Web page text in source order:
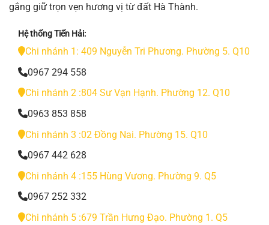
gắng giữ trọn vẹn hương vị từ đất Hà Thành.
Hệ thống Tiến Hải:
Chi nhánh 1: 409 Nguyễn Tri Phương. Phường 5. Q10
0967 294 558
Chi nhánh 2 :804 Sư Vạn Hạnh. Phường 12. Q10
0963 853 858
Chi nhánh 3 :02 Đồng Nai. Phường 15. Q10
0967 442 628
Chi nhánh 4 :155 Hùng Vương. Phường 9. Q5
0967 252 332
Chi nhánh 5 :679 Trần Hưng Đạo. Phường 1. Q5